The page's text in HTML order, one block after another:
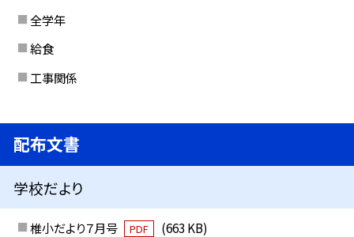
全学年
給食
工事関係
配布文書
学校だより
椎小だより７月号 PDF
(663 KB)